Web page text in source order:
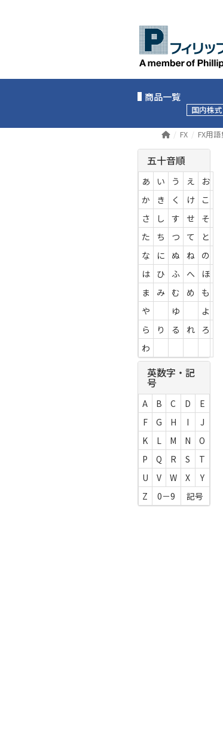
商品一覧
国内株式
FX FX用
五十音順
あ い う え
お
か
き く け
こ
さ
し す せ
そ
た
ち つ て
と
な
に ぬ ね
の
は
ひ ふ へ
ほ
ま
み む め
も
や
ゆ
よ
ら
り る れ
ろ
わ
英数字・記
号
A B C D
E
F
G H I
J
K
L M N
O
P
Q R S
T
U
V W X
Y
Z
0－9 記号